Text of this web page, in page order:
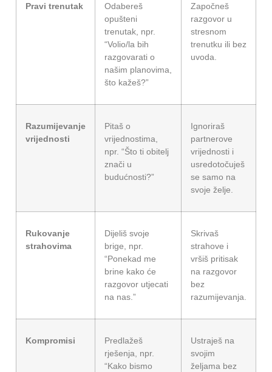
Pravi trenutak
Odabereš
opušteni
trenutak, npr.
“Volio/la bih
razgovarati o
našim planovima,
što kažeš?”
Započneš
razgovor u
stresnom
trenutku ili bez
uvoda.
Razumijevanje
vrijednosti
Pitaš o
vrijednostima,
npr. “Što ti obitelj
znači u
budućnosti?”
Ignoriraš
partnerove
vrijednosti i
usredotočuješ
se samo na
svoje želje.
Rukovanje
strahovima
Dijeliš svoje
brige, npr.
“Ponekad me
brine kako će
razgovor utjecati
na nas.”
Skrivaš
strahove i
vršiš pritisak
na razgovor
bez
razumijevanja.
Kompromisi
Predlažeš
rješenja, npr.
“Kako bismo
Ustraješ na
svojim
željama bez